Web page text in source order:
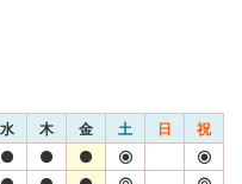
水 木 金 土 日 祝